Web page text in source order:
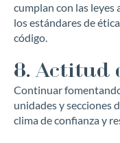
cumplan con las leyes
los estándares de
código.
8. Actitud
Continuar
unidades y secciones
clima de confianza y